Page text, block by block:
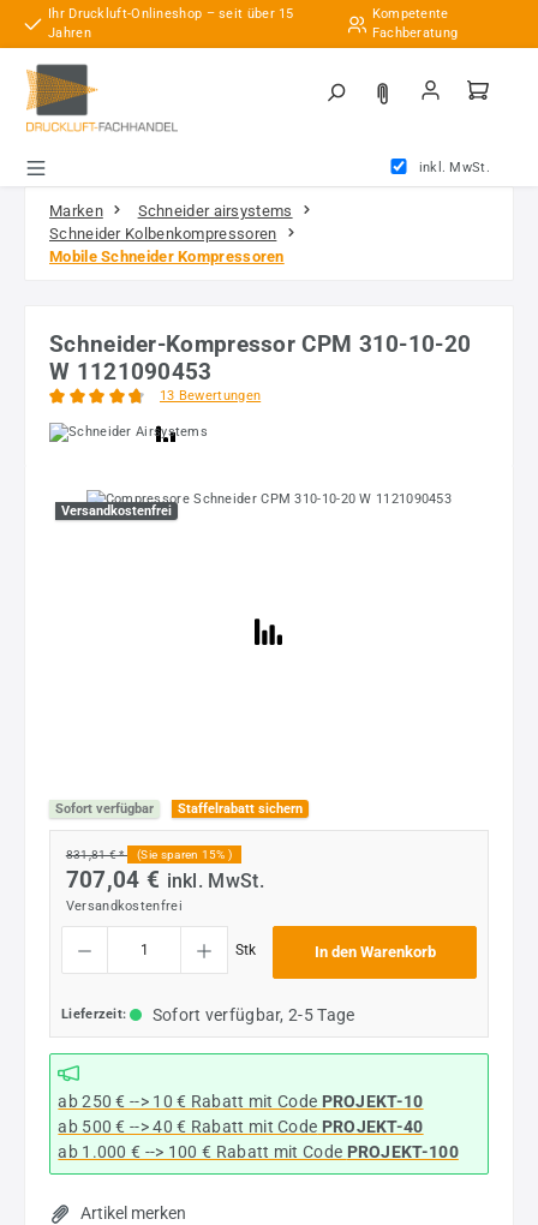
Zum Hauptinhalt springen
Ihr Druckluft-Onlineshop – seit über 15
Jahren
Kompetente
Fachberatung
inkl. MwSt.
Marken
Schneider airsystems
Schneider Kolbenkompressoren
Mobile Schneider Kompressoren
Schneider-Kompressor CPM 310-10-20
W 1121090453
13 Bewertungen
Bildergalerie überspringen
Versandkostenfrei
Sofort verfügbar Staffelrabatt sichern
831,81 € * (Sie sparen 15% )
707,04 € inkl. MwSt.
Versandkostenfrei
Produkt Anzahl: Gib den gewünschten Wert ein oder benutze die Schaltflächen um
Stk In den Warenkorb
Lieferzeit: Sofort verfügbar, 2-5 Tage
ab 250 € --> 10 € Rabatt mit Code PROJEKT-10
ab 500 € --> 40 € Rabatt mit Code PROJEKT-40
ab 1.000 € --> 100 € Rabatt mit Code PROJEKT-100
Artikel merken